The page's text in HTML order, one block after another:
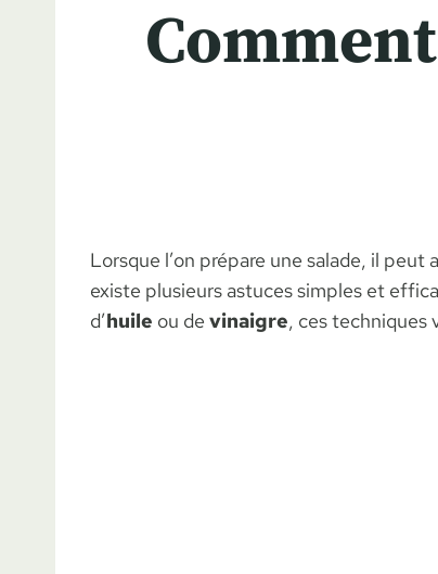
Lorsque l’on prépare une salade, il peut
existe plusieurs astuces simples et
d’huile ou de vinaigre, ces techniques